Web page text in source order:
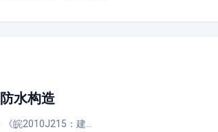
水构造
皖2010J215：建…